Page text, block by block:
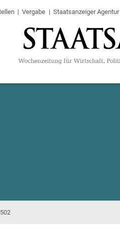
Vergabe Staatsanzeiger Agentur